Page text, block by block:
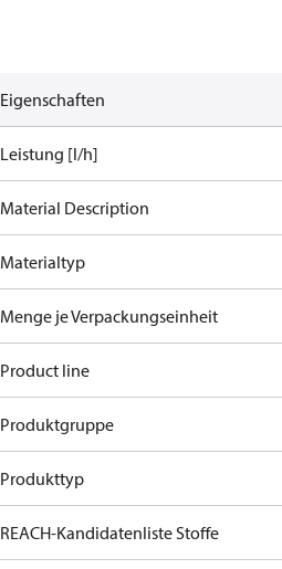
Eigenschaften
Leistung [l/h]
Material Description
Materialtyp
Menge je Verpackungseinheit
Product line
Produktgruppe
Produkttyp
REACH-Kandidatenliste Stoffe